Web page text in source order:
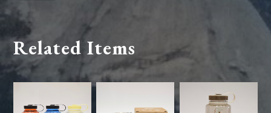
Related Items